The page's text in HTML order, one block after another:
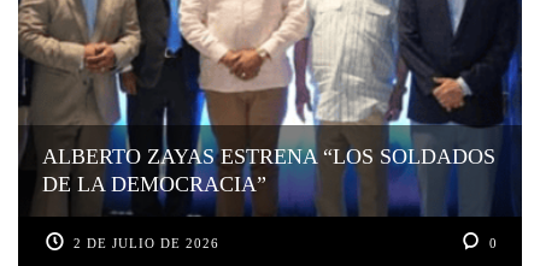
ALBERTO ZAYAS ESTRENA “LOS SOLDADOS
DE LA DEMOCRACIA”
2 DE JULIO DE 2026 0